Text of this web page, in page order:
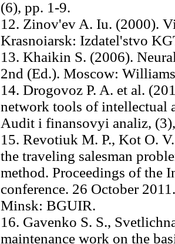
(6), pp. 1-9.
12. Zinov'ev A. Iu. (2000).
Krasnoiarsk: Izdatel'stvo
13. Khaikin S. (2006).
2nd (Ed.). Moscow:
14. Drogovoz P. A. et al.
network tools of intellectual
Audit i finansovyi analiz,
15. Revotiuk M. P., Kot O.
the traveling salesman
method. Proceedings of the
conference. 26 October
Minsk: BGUIR.
16. Gavenko S. S.,
maintenance work on the